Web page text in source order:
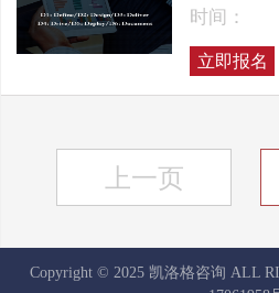
时间：
立即报名
上一页
Copyright © 2025 凯洛格咨询 ALL